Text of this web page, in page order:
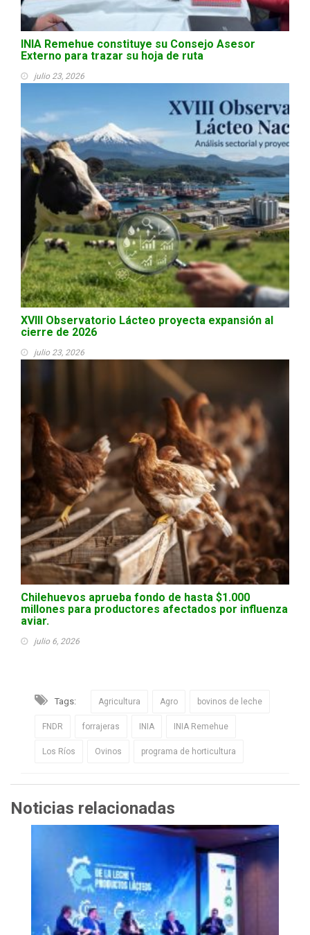
INIA Remehue constituye su Consejo Asesor
Externo para trazar su hoja de ruta
julio 23, 2026
XVIII Observatorio Lácteo proyecta expansión al
cierre de 2026
julio 23, 2026
Chilehuevos aprueba fondo de hasta $1.000
millones para productores afectados por influenza
aviar.
julio 6, 2026
Tags: Agricultura Agro bovinos de leche
FNDR forrajeras INIA INIA Remehue
Los Ríos Ovinos programa de horticultura
Noticias relacionadas